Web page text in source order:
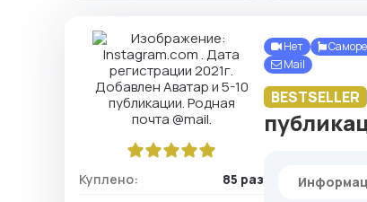
Куплено:
85 раз
Нет
Mail
BESTSELLER